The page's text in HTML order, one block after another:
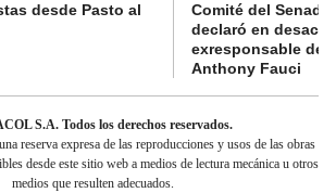
desde Pasto al
Comité del Senado
declaró en
exresponsable de
Anthony Fauci
S.A. Todos los derechos reservados.
reserva expresa de las reproducciones y usos de las obras
desde este sitio web a medios de lectura mecánica u otros
medios que resulten adecuados.